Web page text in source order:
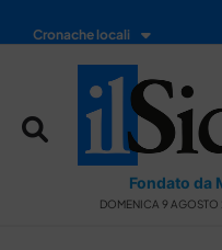
Cronache locali
Fondato da
DOMENICA 9